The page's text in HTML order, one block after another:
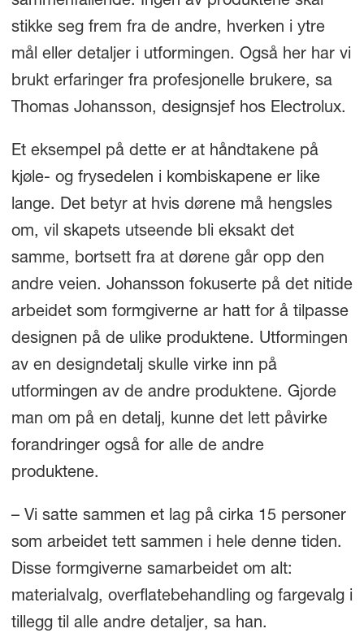
stikke seg frem fra de andre, hverken i ytre
mål eller detaljer i utformingen. Også her har vi
brukt erfaringer fra profesjonelle brukere, sa
Thomas Johansson, designsjef hos Electrolux.
Et eksempel på dette er at håndtakene på
kjøle- og frysedelen i kombiskapene er like
lange. Det betyr at hvis dørene må hengsles
om, vil skapets utseende bli eksakt det
samme, bortsett fra at dørene går opp den
andre veien. Johansson fokuserte på det nitide
arbeidet som formgiverne ar hatt for å tilpasse
designen på de ulike produktene. Utformingen
av en designdetalj skulle virke inn på
utformingen av de andre produktene. Gjorde
man om på en detalj, kunne det lett påvirke
forandringer også for alle de andre
produktene.
– Vi satte sammen et lag på cirka 15 personer
som arbeidet tett sammen i hele denne tiden.
Disse formgiverne samarbeidet om alt:
materialvalg, overflatebehandling og fargevalg i
tillegg til alle andre detaljer, sa han.